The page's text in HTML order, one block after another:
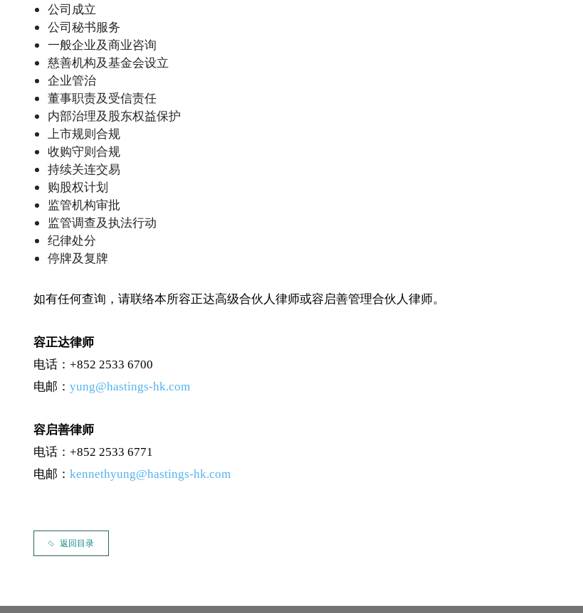
公司成立
公司秘书服务
一般企业及商业咨询
慈善机构及基金会设立
企业管治
董事职责及受信责任
内部治理及股东权益保护
上市规则合规
收购守则合规
持续关连交易
购股权计划
监管机构审批
监管调查及执法行动
纪律处分
停牌及复牌
如有任何查询，请联络本所容正达高级合伙人律师或容启善管理合伙人律师。
容正达律师
电话：+852 2533 6700
电邮： yung@hastings-hk.com
容启善律师
电话：+852 2533 6771
电邮： kennethyung@hastings-hk.com
返回目录